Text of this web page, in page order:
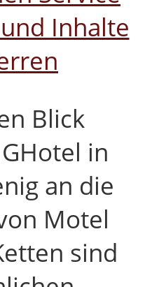
Inhalte
Blick
in
an die
Motel
sind